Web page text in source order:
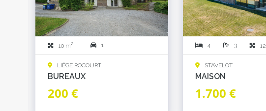
10 m2 1
LIÈGE ROCOURT
BUREAUX
200 €
4 3
STAVELOT
MAISON
1.700 €